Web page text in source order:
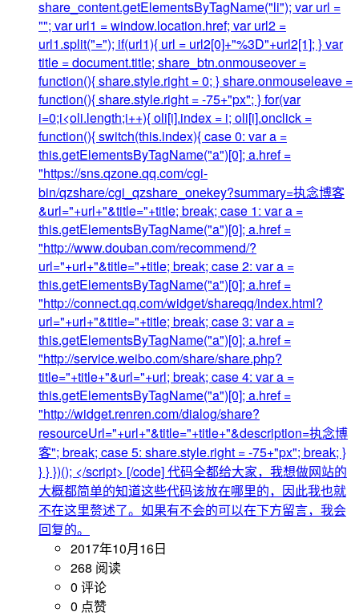
share_content.getElementsByTagName("li"); var url =
""; var url1 = window.location.href; var url2 =
url1.split("="); if(url1){ url = url2[0]+"%3D"+url2[1]; } var
title = document.title; share_btn.onmouseover =
function(){ share.style.right = 0; } share.onmouseleave =
function(){ share.style.right = -75+"px"; } for(var
i=0;i<oli.length;i++){ oli[i].index = i; oli[i].onclick =
function(){ switch(this.index){ case 0: var a =
this.getElementsByTagName("a")[0]; a.href =
"https://sns.qzone.qq.com/cgi-
bin/qzshare/cgi_qzshare_onekey?summary=执念博客
&url="+url+"&title="+title; break; case 1: var a =
this.getElementsByTagName("a")[0]; a.href =
"http://www.douban.com/recommend/?
url="+url+"&title="+title; break; case 2: var a =
this.getElementsByTagName("a")[0]; a.href =
"http://connect.qq.com/widget/shareqq/index.html?
url="+url+"&title="+title; break; case 3: var a =
this.getElementsByTagName("a")[0]; a.href =
"http://service.weibo.com/share/share.php?
title="+title+"&url="+url; break; case 4: var a =
this.getElementsByTagName("a")[0]; a.href =
"http://widget.renren.com/dialog/share?
resourceUrl="+url+"&title="+title+"&description=执念博
客"; break; case 5: share.style.right = -75+"px"; break; }
} } })(); </script> [/code] 代码全都给大家，我想做网站的
大概都简单的知道这些代码该放在哪里的，因此我也就
不在这里赘述了。如果有不会的可以在下方留言，我会
回复的。
2017年10月16日
268 阅读
0 评论
0 点赞